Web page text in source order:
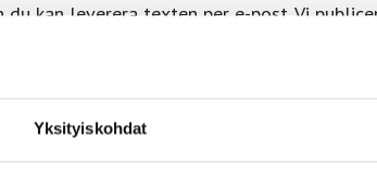
Yksityiskohdat
kan leverera texten per e-post. Vi
texter och beslutar om deras